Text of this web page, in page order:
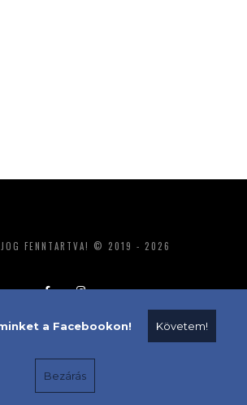
JOG FENNTARTVA! © 2019 - 2026
IMPRESSZUM MÉDIAAJÁNLAT
a Facebookon! Követem!
Bezárás